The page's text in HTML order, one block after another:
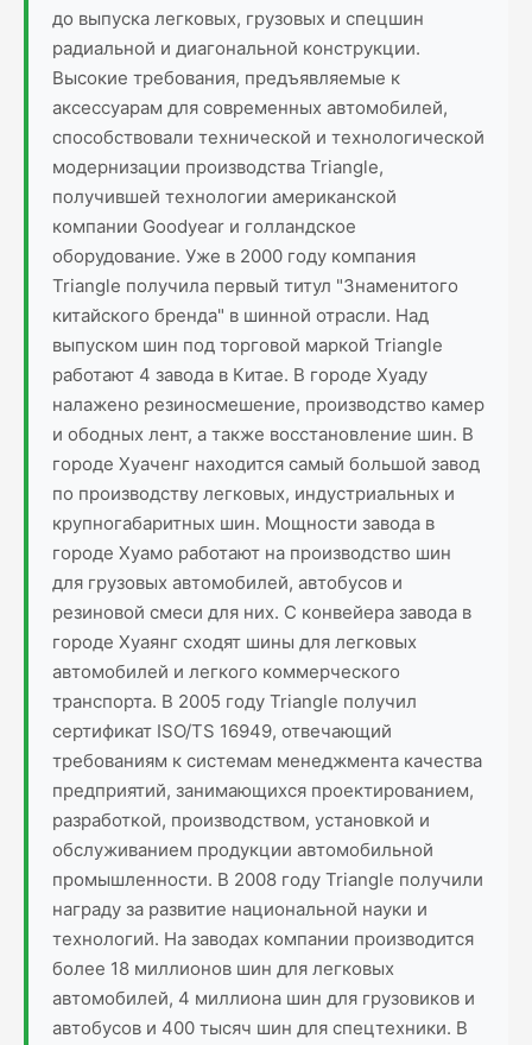
до выпуска легковых, грузовых и спецшин
радиальной и диагональной конструкции.
Высокие требования, предъявляемые к
аксессуарам для современных автомобилей,
способствовали технической и технологической
модернизации производства Triangle,
получившей технологии американской
компании Goodyear и голландское
оборудование. Уже в 2000 году компания
Triangle получила первый титул "Знаменитого
китайского бренда" в шинной отрасли. Над
выпуском шин под торговой маркой Triangle
работают 4 завода в Китае. В городе Хуаду
налажено резиносмешение, производство камер
и ободных лент, а также восстановление шин. В
городе Хуаченг находится самый большой завод
по производству легковых, индустриальных и
крупногабаритных шин. Мощности завода в
городе Хуамо работают на производство шин
для грузовых автомобилей, автобусов и
резиновой смеси для них. С конвейера завода в
городе Хуаянг сходят шины для легковых
автомобилей и легкого коммерческого
транспорта. В 2005 году Triangle получил
сертификат ISO/TS 16949, отвечающий
требованиям к системам менеджмента качества
предприятий, занимающихся проектированием,
разработкой, производством, установкой и
обслуживанием продукции автомобильной
промышленности. В 2008 году Triangle получили
награду за развитие национальной науки и
технологий. На заводах компании производится
более 18 миллионов шин для легковых
автомобилей, 4 миллиона шин для грузовиков и
автобусов и 400 тысяч шин для спецтехники. В